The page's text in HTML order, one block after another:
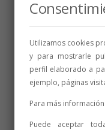
Utilizamos cookies
y para mostrarle
perfil elaborado a
ejemplo, páginas
Para más
Puede aceptar